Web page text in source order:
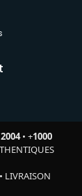
2004• +1000
• LIVRAISON